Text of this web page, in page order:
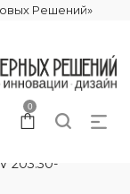
Решений»
0
203.30-